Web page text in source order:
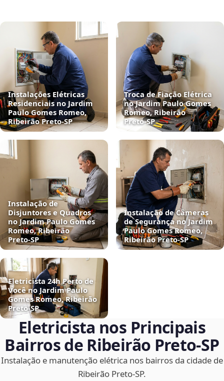
Instalações Elétricas
Residenciais no Jardim
Paulo Gomes Romeo,
Ribeirão Preto‑SP
Troca de Fiação Elétrica
no Jardim Paulo Gomes
Romeo, Ribeirão
Preto‑SP
Instalação de
Disjuntores e Quadros
no Jardim Paulo Gomes
Romeo, Ribeirão
Preto‑SP
Instalação de Câmeras
de Segurança no Jardim
Paulo Gomes Romeo,
Ribeirão Preto‑SP
Eletricista 24h Perto de
Você no Jardim Paulo
Gomes Romeo, Ribeirão
Preto‑SP
Eletricista nos Principais
Bairros de Ribeirão Preto‑SP
Instalação e manutenção elétrica nos bairros da cidade de
Ribeirão Preto‑SP.